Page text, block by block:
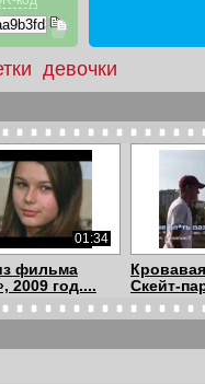
девочки
01:34
фильма
2009 год....
Скейт-